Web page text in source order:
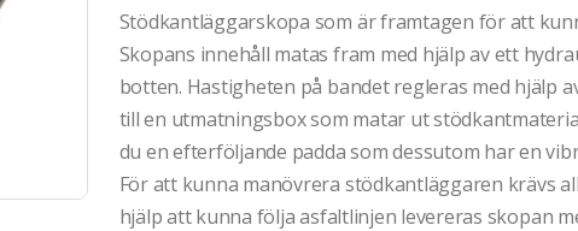
Stödkantläggarskopa som är framtagen för att
Skopans innehåll matas fram med hjälp av ett
botten. Hastigheten på bandet regleras med hjälp
till en utmatningsbox som matar ut
du en efterföljande padda som dessutom har en
För att kunna manövrera stödkantläggaren krävs
hjälp att kunna följa asfaltlinjen levereras skopan